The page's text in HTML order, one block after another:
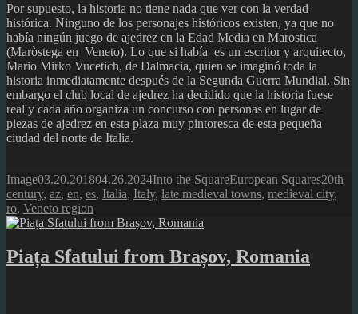
Por supuesto, la historia no tiene nada que ver con la verdad
histórica. Ninguno de los personajes históricos existen, ya que no
había ningún juego de ajedrez en la Edad Media en Marostica
(Maròstega en Veneto). Lo que si había es un escritor y arquitecto,
Mario Mirko Vucetich, de Dalmacia, quien se imaginó toda la
historia inmediatamente después de la Segunda Guerra Mundial. Sin
embargo el club local de ajedrez ha decidido que la historia fuese
real y cada año organiza un concurso con personas en lugar de
piezas de ajedrez en esta plaza muy pintoresca de esta pequeña
ciudad del norte de Italia.
Format
ImagePosted
on
03.20.201804.26.2024Author
Into the SquareCategories
European SquaresTags
20th
century, az, en, es, Italia, Italy, late medieval towns, medieval city,
ro, Veneto region
Piața Sfatului from Brașov, Romania